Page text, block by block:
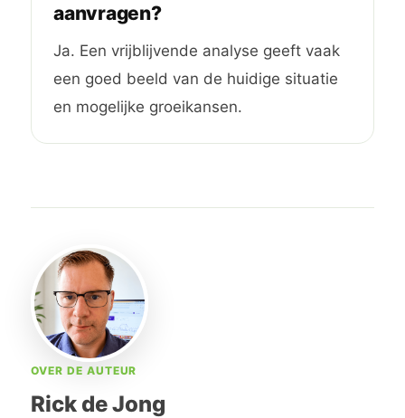
aanvragen?
Ja. Een vrijblijvende analyse geeft vaak
een goed beeld van de huidige situatie
en mogelijke groeikansen.
OVER DE AUTEUR
Rick de Jong